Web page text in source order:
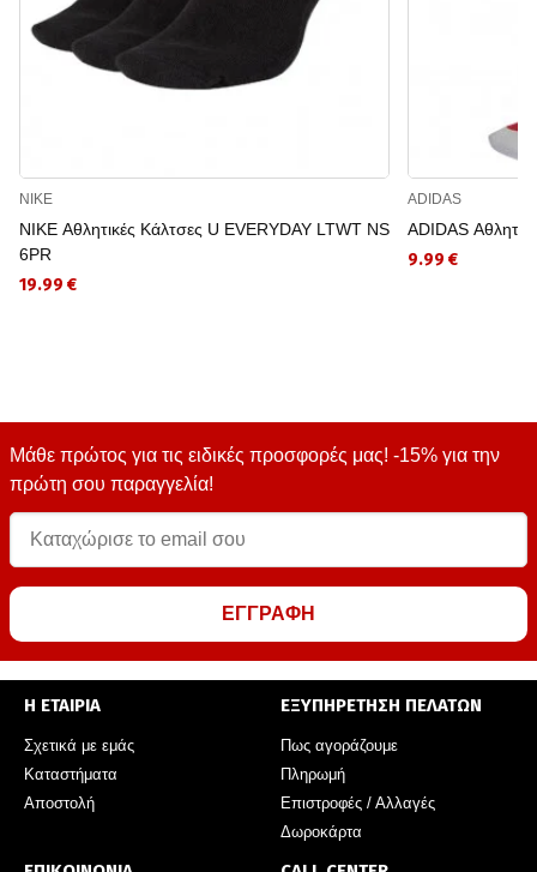
NIKE
NIKE Αθλητικές Κάλτσες U EVERYDAY LTWT NS
6PR
19.99 €
ADIDAS
ADIDAS
9.99 €
Μάθε πρώτος για τις ειδικές προσφορές μας! -15% για την
πρώτη σου παραγγελία!
ΕΓΓΡΑΦΗ
Η ΕΤΑΙΡΙΑ
Σχετικά με εμάς
Καταστήματα
Αποστολή
ΕΞΥΠΗΡΕΤΗΣΗ ΠΕΛΑΤΩΝ
Πως αγοράζουμε
Πληρωμή
Επιστροφές / Αλλαγές
Δωροκάρτα